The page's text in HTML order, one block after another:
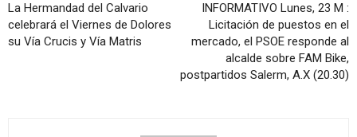
La Hermandad del Calvario
celebrará el Viernes de Dolores
su Vía Crucis y Vía Matris
INFORMATIVO Lunes, 23 M :
Licitación de puestos en el
mercado, el PSOE responde al
alcalde sobre FAM Bike,
postpartidos Salerm, A.X (20.30)